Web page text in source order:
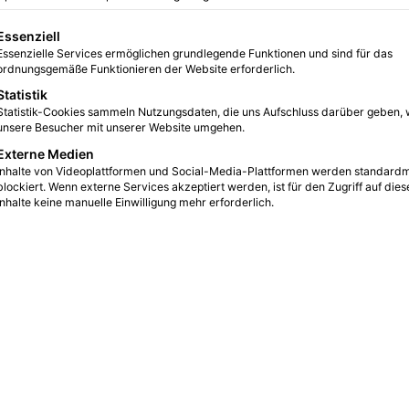
in der
3 9 2 Minuten gelesen
eine Liste der Service-Gruppen, für die eine Einwilligung erteilt
Services ermöglichen grundlegende Funktionen und sind für das
Funktionieren der Website erforderlich.
Cookies sammeln Nutzungsdaten, die uns Aufschluss darüber geben,
Besucher mit unserer Website umgehen.
Medien
von Videoplattformen und Social-Media-Plattformen werden
Wenn externe Services akzeptiert werden, ist für den Zugriff auf
keine manuelle Einwilligung mehr erforderlich.